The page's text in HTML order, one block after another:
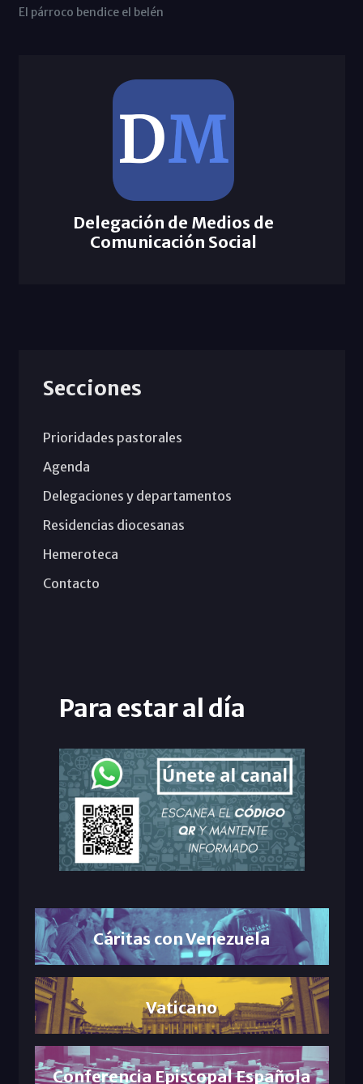
El párroco bendice el belén
Delegación de Medios de
Comunicación Social
Secciones
Prioridades pastorales
Agenda
Delegaciones y departamentos
Residencias diocesanas
Hemeroteca
Contacto
Para estar al día
Cáritas con Venezuela
Vaticano
Conferencia Episcopal Española